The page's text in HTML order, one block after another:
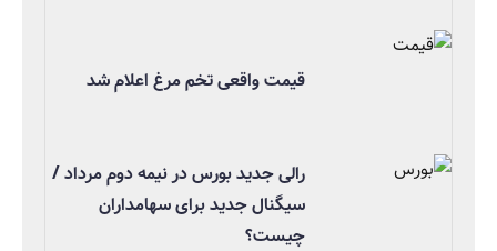
قیمت واقعی تخم مرغ اعلام شد
رالی جدید بورس در نیمه دوم مرداد /
سیگنال جدید برای سهامداران
چیست؟